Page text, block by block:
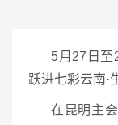
5月27日
跃进七彩云南·
在昆明主